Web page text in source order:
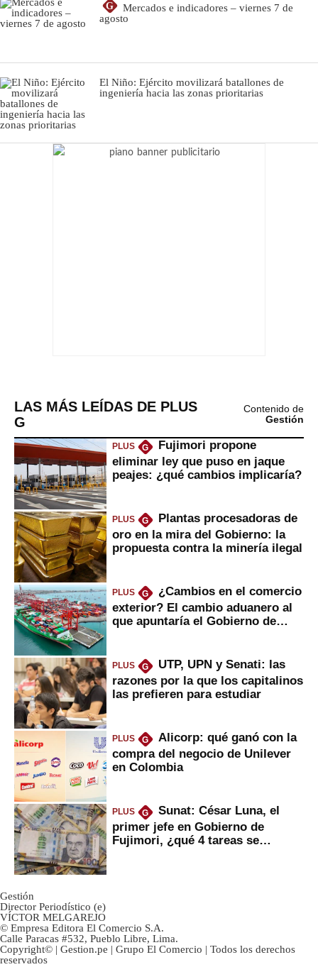
G
Mercados e indicadores – viernes 7 de
agosto
El Niño: Ejército movilizará batallones de
ingeniería hacia las zonas prioritarias
LAS MÁS LEÍDAS DE PLUS
G
Contenido de
Gestión
PLUS G
Fujimori propone
eliminar ley que puso en jaque
peajes: ¿qué cambios implicaría?
PLUS G
Plantas procesadoras de
oro en la mira del Gobierno: la
propuesta contra la minería ilegal
PLUS G
¿Cambios en el comercio
exterior? El cambio aduanero al
que apuntaría el Gobierno de
PLUS G
UTP, UPN y Senati: las
razones por la que los capitalinos
las prefieren para estudiar
PLUS G
Alicorp: qué ganó con la
compra del negocio de Unilever
en Colombia
PLUS G
Sunat: César Luna, el
primer jefe en Gobierno de
Fujimori, ¿qué 4 tareas se
Gestión
Director Periodístico (e)
VÍCTOR MELGAREJO
© Empresa Editora El Comercio S.A.
Calle Paracas #532, Pueblo Libre, Lima.
Copyright© | Gestion.pe | Grupo El Comercio | Todos los derechos
reservados